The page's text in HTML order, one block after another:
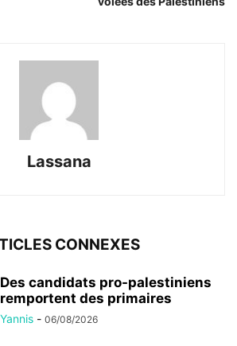
Lassana
CONNEXES
Des candidats pro-palestiniens
remportent des primaires
Yannis - 06/08/2026